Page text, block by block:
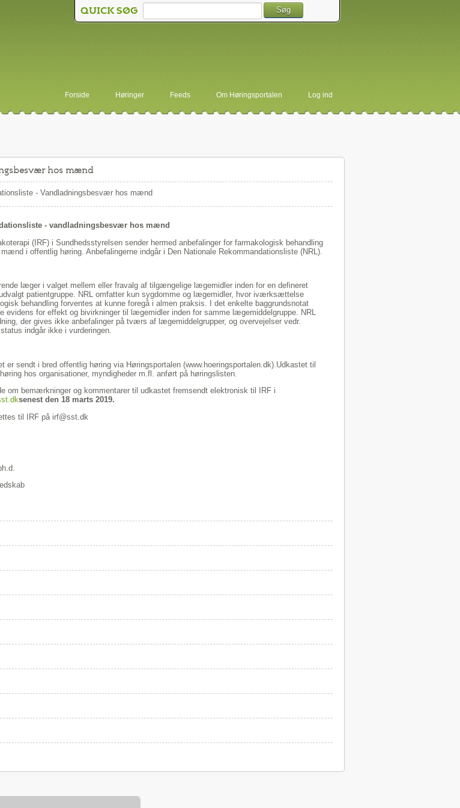
QUICK SØG Søg
Forside Høringer Feeds Om Høringsportalen Log ind
hos mænd
- Vandladningsbesvær hos mænd
- vandladningsbesvær hos mænd
(IRF) i Sundhedsstyrelsen sender hermed anbefalinger for farmakologisk behandling
i offentlig høring. Anbefalingerne indgår i Den Nationale Rekommandationsliste (NRL).
læger i valget mellem eller fravalg af tilgængelige lægemidler inden for en defineret
patientgruppe. NRL omfatter kun sygdomme og lægemidler, hvor iværksættelse
behandling forventes at kunne foregå i almen praksis. I det enkelte baggrundsnotat
evidens for effekt og bivirkninger til lægemidler inden for samme lægemiddelgruppe. NRL
der gives ikke anbefalinger på tværs af lægemiddelgrupper, og overvejelser vedr.
indgår ikke i vurderingen.
er sendt i bred offentlig høring via Høringsportalen (www.hoeringsportalen.dk).Udkastet til
hos organisationer, myndigheder m.fl. anført på høringslisten.
om bemærkninger og kommentarer til udkastet fremsendt elektronisk til IRF i
senest den 18 marts 2019.
til IRF på irf@sst.dk